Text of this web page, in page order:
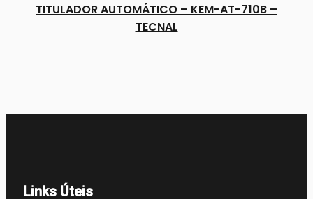
TITULADOR AUTOMÁTICO – KEM-AT-710B –
TECNAL
Links Úteis